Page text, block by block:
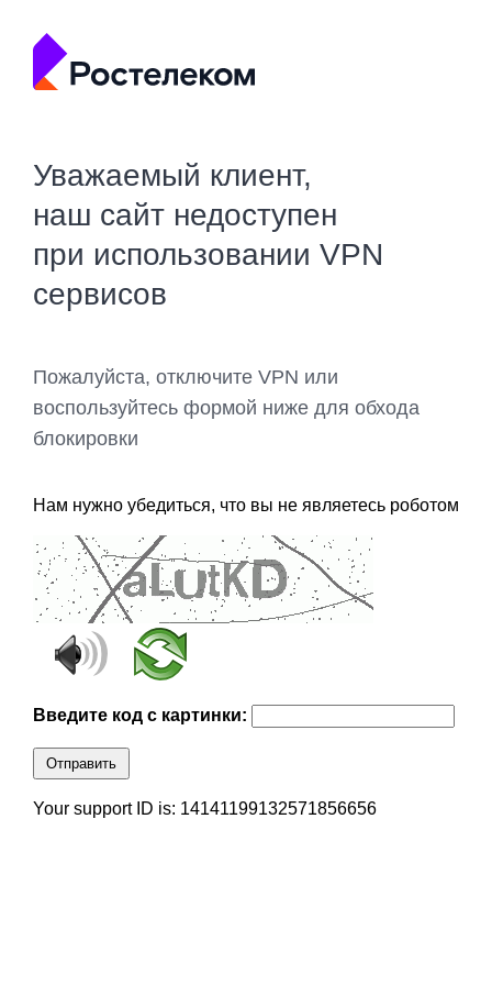
Уважаемый клиент,
наш сайт недоступен
при использовании VPN
сервисов
Пожалуйста, отключите VPN или
воспользуйтесь формой ниже для обхода
блокировки
Нам нужно убедиться, что вы не являетесь роботом
Введите код с картинки:
Отправить
Your support ID is: 14141199132571856656